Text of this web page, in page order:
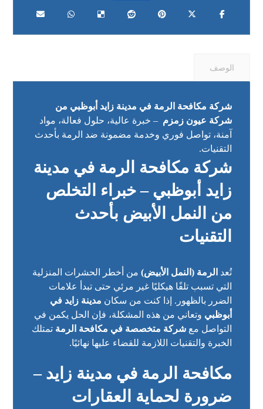
الوصف
شركة مكافحة الرمة في مدينة زايد أبوظبي من
شركة عيون زمزم – خبرة عالية، حلول فعالة، مواد
آمنة، تواصل فوري وخدمة مضمونة ضد الرمة بأحدث
التقنيات.
شركة مكافحة الرمة في مدينة
زايد أبوظبي – خبراء التخلص
من النمل الأبيض بأحدث
التقنيات
تُعد الرمة (النمل الأبيض) من أخطر الحشرات المنزلية
التي تسبب تلفًا هيكليًا غير مرئي حتى تبدأ علامات
الضرر بالظهور. إذا كنت من سكان مدينة زايد في
أبوظبي وتعاني من هذه المشكلة، فإن الحل يكمن في
التواصل معشركة متخصصة في مكافحة الرمة تمتلك
الخبرة والتقنيات اللازمة للقضاء عليها نهائيًا.
مكافحة الرمة في مدينة زايد –
ضرورة لحماية العقارات